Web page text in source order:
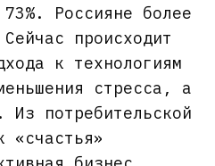
Россияне более
происходит
к технологиям
стресса, а
Из потребительской
«счастья»